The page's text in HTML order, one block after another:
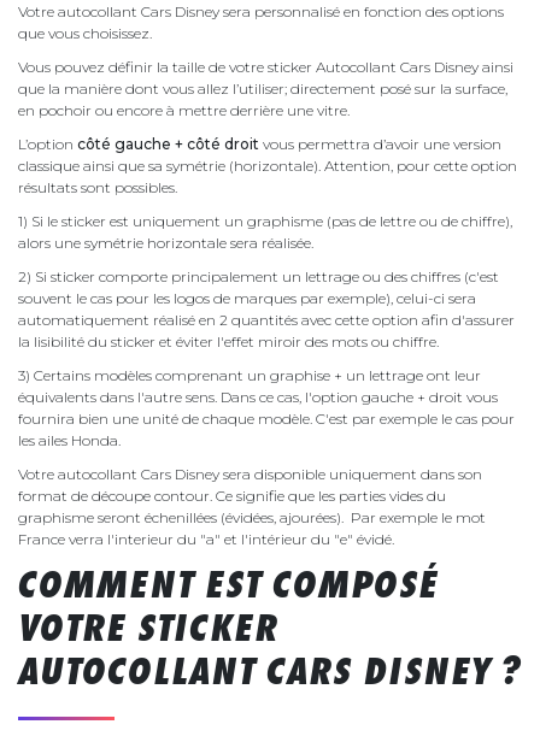
Votre autocollant Cars Disney sera personnalisé en fonction des options
que vous choisissez.
Vous pouvez définir la taille de votre sticker Autocollant Cars Disney ainsi
que la manière dont vous allez l’utiliser; directement posé sur la surface,
en pochoir ou encore à mettre derrière une vitre.
L’option côté gauche + côté droit vous permettra d’avoir une version
classique ainsi que sa symétrie (horizontale). Attention, pour cette option
résultats sont possibles.
1) Si le sticker est uniquement un graphisme (pas de lettre ou de chiffre),
alors une symétrie horizontale sera réalisée.
2) Si sticker comporte principalement un lettrage ou des chiffres (c'est
souvent le cas pour les logos de marques par exemple), celui-ci sera
automatiquement réalisé en 2 quantités avec cette option afin d'assurer
la lisibilité du sticker et éviter l'effet miroir des mots ou chiffre.
3) Certains modèles comprenant un graphise + un lettrage ont leur
équivalents dans l'autre sens. Dans ce cas, l'option gauche + droit vous
fournira bien une unité de chaque modèle. C'est par exemple le cas pour
les ailes Honda.
Votre autocollant Cars Disney sera disponible uniquement dans son
format de découpe contour. Ce signifie que les parties vides du
graphisme seront échenillées (évidées, ajourées). Par exemple le mot
France verra l'interieur du "a" et l'intérieur du "e" évidé.
COMMENT EST COMPOSÉ
VOTRE STICKER
AUTOCOLLANT CARS DISNEY ?